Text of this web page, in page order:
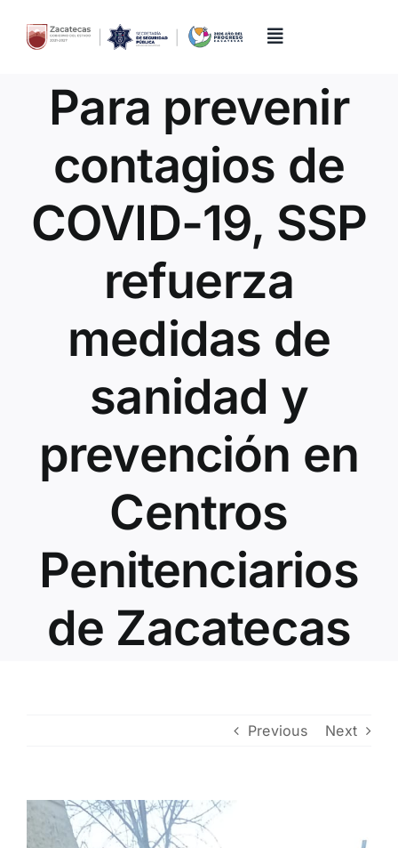
content
Toggle
Directorio
Quiénes Somos
Trámites y Servicios
Para prevenir
contagios de
COVID-19, SSP
refuerza
medidas de
sanidad y
prevención en
Centros
Penitenciarios
de Zacatecas
Previous Next
View
Larger
Image